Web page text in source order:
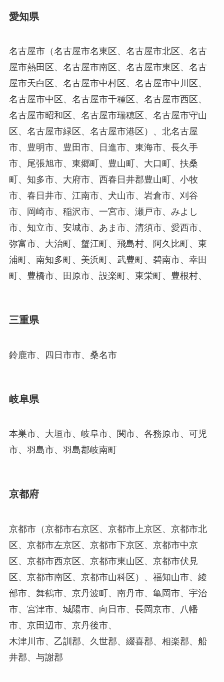
愛知県
名古屋市（名古屋市名東区、名古屋市北区、名古
屋市熱田区、名古屋市南区、名古屋市東区、名古
屋市天白区、名古屋市中村区、名古屋市中川区、
名古屋市中区、名古屋市千種区、名古屋市西区、
名古屋市昭和区、名古屋市瑞穂区、名古屋市守山
区、名古屋市緑区、名古屋市港区）、北名古屋
市、豊明市、豊田市、日進市、東海市、長久手
市、尾張旭市、東郷町、豊山町、大口町、扶桑
町、知多市、大府市、西春日井郡豊山町、小牧
市、春日井市、江南市、犬山市、岩倉市、刈谷
市、岡崎市、稲沢市、一宮市、瀬戸市、みよし
市、知立市、安城市、あま市、清須市、愛西市、
弥富市、大治町、蟹江町、飛島村、阿久比町、東
浦町、南知多町、美浜町、武豊町、碧南市、幸田
町、豊橋市、田原市、設楽町、東栄町、豊根村、
三重県
鈴鹿市、四日市市、桑名市
岐阜県
本巣市、大垣市、岐阜市、関市、各務原市、可児
市、羽島市、羽島郡岐南町
京都府
京都市（京都市右京区、京都市上京区、京都市北
区、京都市左京区、京都市下京区、京都市中京
区、京都市西京区、京都市東山区、京都市伏見
区、京都市南区、京都市山科区）、福知山市、綾
部市、舞鶴市、京丹波町、南丹市、亀岡市、宇治
市、宮津市、城陽市、向日市、長岡京市、八幡
市、京田辺市、京丹後市、
木津川市、乙訓郡、久世郡、綴喜郡、相楽郡、船
井郡、与謝郡